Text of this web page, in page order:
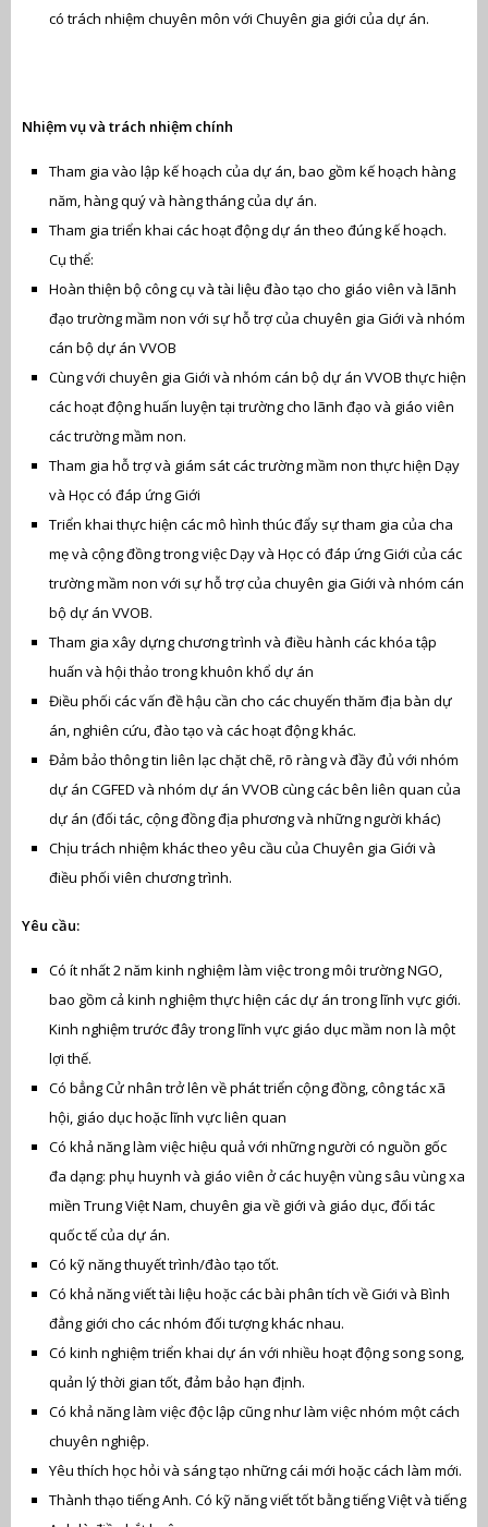
có trách nhiệm chuyên môn với Chuyên gia giới của dự án.
Nhiệm vụ và trách nhiệm chính
Tham gia vào lập kế hoạch của dự án, bao gồm kế hoạch hàng
năm, hàng quý và hàng tháng của dự án.
Tham gia triển khai các hoạt động dự án theo đúng kế hoạch.
Cụ thể:
Hoàn thiện bộ công cụ và tài liệu đào tạo cho giáo viên và lãnh
đạo trường mầm non với sự hỗ trợ của chuyên gia Giới và nhóm
cán bộ dự án VVOB
Cùng với chuyên gia Giới và nhóm cán bộ dự án VVOB thực hiện
các hoạt động huấn luyện tại trường cho lãnh đạo và giáo viên
các trường mầm non.
Tham gia hỗ trợ và giám sát các trường mầm non thực hiện Dạy
và Học có đáp ứng Giới
Triển khai thực hiện các mô hình thúc đẩy sự tham gia của cha
mẹ và cộng đồng trong việc Dạy và Học có đáp ứng Giới của các
trường mầm non với sự hỗ trợ của chuyên gia Giới và nhóm cán
bộ dự án VVOB.
Tham gia xây dựng chương trình và điều hành các khóa tập
huấn và hội thảo trong khuôn khổ dự án
Điều phối các vấn đề hậu cần cho các chuyến thăm địa bàn dự
án, nghiên cứu, đào tạo và các hoạt động khác.
Đảm bảo thông tin liên lạc chặt chẽ, rõ ràng và đầy đủ với nhóm
dự án CGFED và nhóm dự án VVOB cùng các bên liên quan của
dự án (đối tác, cộng đồng địa phương và những người khác)
Chịu trách nhiệm khác theo yêu cầu của Chuyên gia Giới và
điều phối viên chương trình.
Yêu cầu:
Có ít nhất 2 năm kinh nghiệm làm việc trong môi trường NGO,
bao gồm cả kinh nghiệm thực hiện các dự án trong lĩnh vực giới.
Kinh nghiệm trước đây trong lĩnh vực giáo dục mầm non là một
lợi thế.
Có bẳng Cử nhân trở lên về phát triển cộng đồng, công tác xã
hội, giáo dục hoặc lĩnh vực liên quan
Có khả năng làm việc hiệu quả với những người có nguồn gốc
đa dạng: phụ huynh và giáo viên ở các huyện vùng sâu vùng xa
miền Trung Việt Nam, chuyên gia về giới và giáo dục, đối tác
quốc tế của dự án.
Có kỹ năng thuyết trình/đào tạo tốt.
Có khả năng viết tài liệu hoặc các bài phân tích về Giới và Bình
đẳng giới cho các nhóm đối tượng khác nhau.
Có kinh nghiệm triển khai dự án với nhiều hoạt động song song,
quản lý thời gian tốt, đảm bảo hạn định.
Có khả năng làm việc độc lập cũng như làm việc nhóm một cách
chuyên nghiệp.
Yêu thích học hỏi và sáng tạo những cái mới hoặc cách làm mới.
Thành thạo tiếng Anh. Có kỹ năng viết tốt bằng tiếng Việt và tiếng